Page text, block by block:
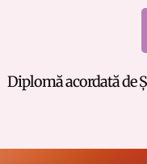
Diplomă acordată de